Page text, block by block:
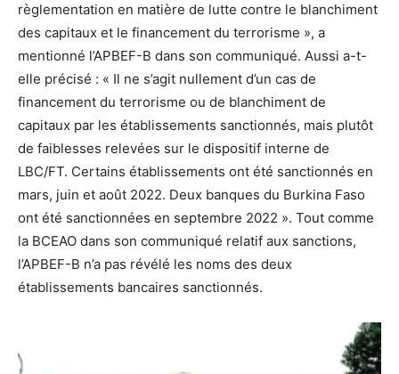
règlementation en matière de lutte contre le blanchiment
des capitaux et le financement du terrorisme », a
mentionné l’APBEF-B dans son communiqué. Aussi a-t-
elle précisé : « Il ne s’agit nullement d’un cas de
financement du terrorisme ou de blanchiment de
capitaux par les établissements sanctionnés, mais plutôt
de faiblesses relevées sur le dispositif interne de
LBC/FT. Certains établissements ont été sanctionnés en
mars, juin et août 2022. Deux banques du Burkina Faso
ont été sanctionnées en septembre 2022 ». Tout comme
la BCEAO dans son communiqué relatif aux sanctions,
l’APBEF-B n’a pas révélé les noms des deux
établissements bancaires sanctionnés.